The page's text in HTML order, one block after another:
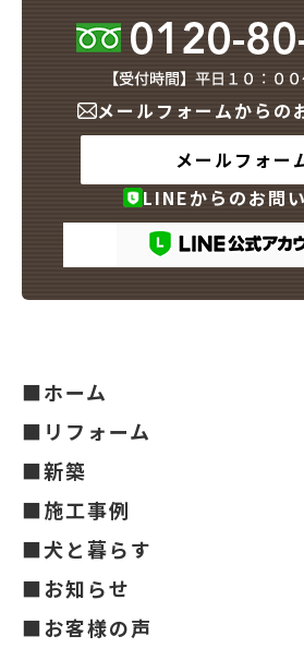
メールフォームからの
メールフォー
LINEからのお問
■ホーム
■リフォーム
■新築
■施工事例
■犬と暮らす
■お知らせ
■お客様の声